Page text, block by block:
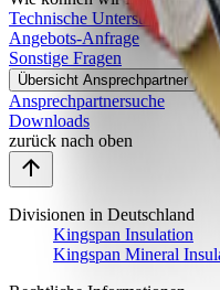
Technische Unterstützung
Angebots-Anfrage
Sonstige Fragen
Übersicht Ansprechpartner
Ansprechpartnersuche
Downloads
zurück nach oben
Divisionen in Deutschland
Kingspan Insulation
Kingspan Mineral